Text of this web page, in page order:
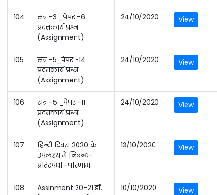
104
सत्र -3 _पेपर -6
प्रदत्तकार्य प्रश्न
(Assignment)
24/10/2020 View
105
सत्र -5_पेपर -14
प्रदत्तकार्य प्रश्न
(Assignment)
24/10/2020 View
106
सत्र -५ _पेपर -११
प्रदत्तकार्य प्रश्न
(Assignment)
24/10/2020 View
107
हिन्दी दिवस 2020 के
उपलक्ष्य में निबन्ध-
प्रतिस्पर्धा -परिणाम
13/10/2020 View
108
Assinment 20-21 डॉ.
10/10/2020 View